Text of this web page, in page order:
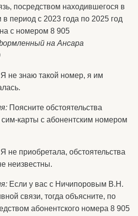
посредством находившегося в
период с 2023 года по 2025 год
с номером 8 905
на Ансара
Я не знаю такой номер, я им
Поясните обстоятельства
карты с абонентским номером
Я не приобретала, обстоятельства
неизвестны.
Если у вас с Ничипоровым В.Н.
связи, тогда объясните, по
абонентского номера 8 905